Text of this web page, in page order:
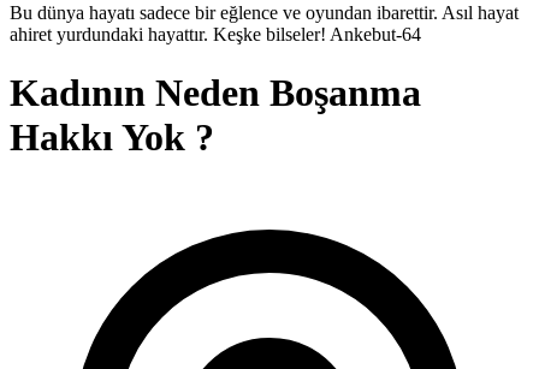
Bu dünya hayatı sadece bir eğlence ve oyundan ibarettir. Asıl hayat
ahiret yurdundaki hayattır. Keşke bilseler! Ankebut-64
Kadının Neden Boşanma
Hakkı Yok ?